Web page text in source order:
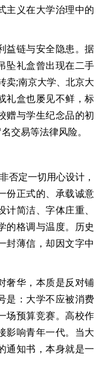
主义在大学治理中的
链与安全隐患。据
坠礼盒曾出现在二手
卖;南京大学、北京大
礼盒也屡见不鲜，标
赠与学生纪念品的初
交易等法律风险。
定一切用心设计，
正式的、承载诚意
简洁、字体庄重、
的格调与温度。历史
封薄信，却因文字中
华，本质是反对铺
是：大学不应被消费
场预算竞赛。高校作
影响青年一代。当大
通知书，本身就是一